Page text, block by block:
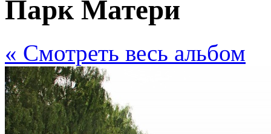
Парк Матери
« Cмотреть весь альбом